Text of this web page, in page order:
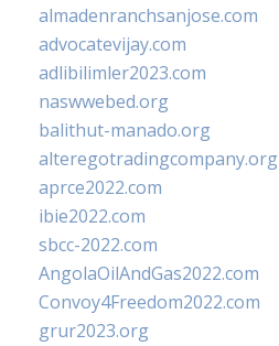
almadenranchsanjose.com
advocatevijay.com
adlibilimler2023.com
naswwebed.org
balithut-manado.org
alteregotradingcompany.org
aprce2022.com
ibie2022.com
sbcc-2022.com
AngolaOilAndGas2022.com
Convoy4Freedom2022.com
grur2023.org